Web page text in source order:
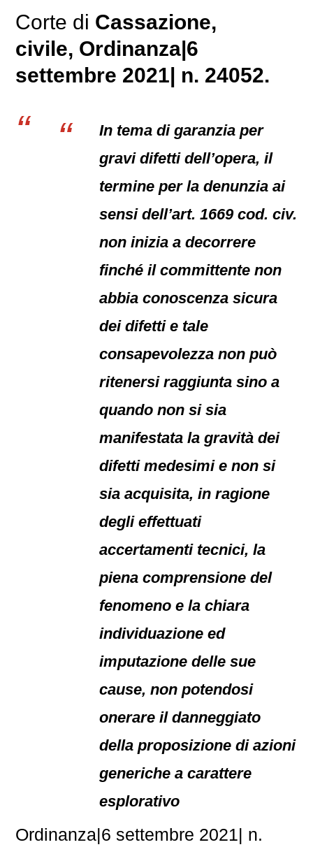
Corte di Cassazione,
civile, Ordinanza|6
settembre 2021| n. 24052.
In tema di garanzia per
gravi difetti dell’opera, il
termine per la denunzia ai
sensi dell’art. 1669 cod. civ.
non inizia a decorrere
finché il committente non
abbia conoscenza sicura
dei difetti e tale
consapevolezza non può
ritenersi raggiunta sino a
quando non si sia
manifestata la gravità dei
difetti medesimi e non si
sia acquisita, in ragione
degli effettuati
accertamenti tecnici, la
piena comprensione del
fenomeno e la chiara
individuazione ed
imputazione delle sue
cause, non potendosi
onerare il danneggiato
della proposizione di azioni
generiche a carattere
esplorativo
Ordinanza|6 settembre 2021| n.